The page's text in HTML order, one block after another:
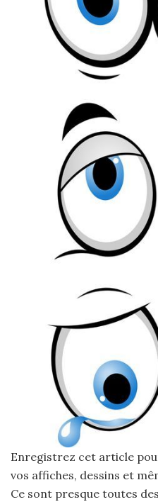
Enregistrez cet article
vos affiches, dessins et
Ce sont presque toutes